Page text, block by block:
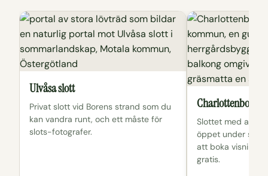
Ulvåsa slott
Privat slott vid Borens strand som du
kan vandra runt, och ett måste för
slots-fotografer.
Charlottenborgs
Slottet med anor
öppet under
att boka
gratis.